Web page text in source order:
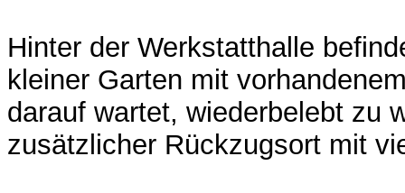
Hinter der Werkstatthalle
kleiner Garten mit
darauf wartet, wiederbelebt zu
zusätzlicher Rückzugsort mit